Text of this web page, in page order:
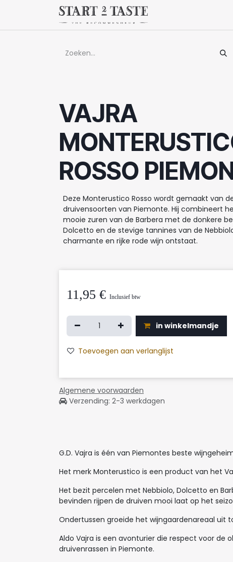
Overslaan naar inhoud
VAJRA
ROSSO
Deze Monterustico Rosso wordt gemaakt van
druivensoorten van Piemonte. Hij combineert
mooie zuren van de Barbera met de donkere
Dolcetto en de stevige tannines van de
charmante en rijke rode wijn ontstaat.
11,95 € Inclusief btw
in winkelmandje
Toevoegen aan verlanglijst
Algemene voorwaarden
Verzending: 2-3 werkdagen
G.D. Vajra is één van Piemontes beste
Het merk Monterustico is een product van het
Het bezit percelen met Nebbiolo, Dolcetto en
bevinden rijpen de druiven mooi laat op het
Ondertussen groeide het wijngaardenareaal uit
Aldo Vajra is een avonturier die respect voor
druivenrassen in Piemonte.